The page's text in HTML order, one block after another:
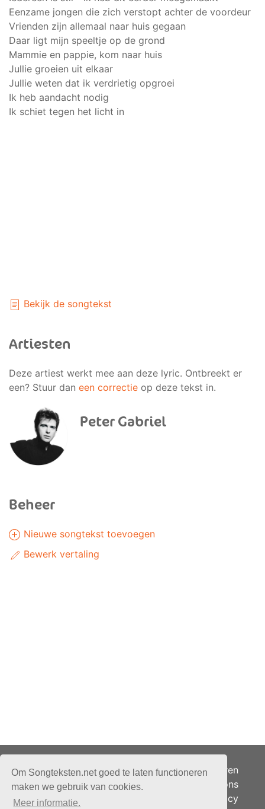
Om Songteksten.net goed te laten functioneren
maken we gebruik van cookies.
Meer informatie.
Eenzame jongen die zich verstopt achter de voordeur
Vrienden zijn allemaal naar huis gegaan
Daar ligt mijn speeltje op de grond
Mammie en pappie, kom naar huis
Jullie groeien uit elkaar
Jullie weten dat ik verdrietig opgroei
Ik heb aandacht nodig
Ik schiet tegen het licht in
Bekijk de songtekst
Artiesten
Deze artiest werkt mee aan deze lyric. Ontbreekt er
een? Stuur dan een correctie op deze tekst in.
Peter Gabriel
Beheer
Nieuwe songtekst toevoegen
Bewerk vertaling
Adverteren
Over ons
Je privacy